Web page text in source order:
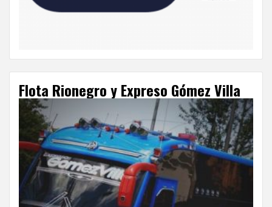
Flota Rionegro y Expreso Gómez Villa